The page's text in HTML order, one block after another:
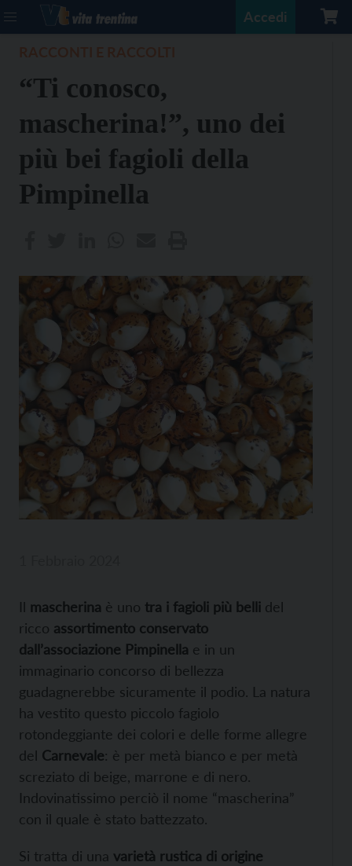
Accedi
“Ti conosco,
mascherina!”, uno dei
più bei fagioli della
Pimpinella
Il mascherina è uno tra i fagioli più belli del
ricco assortimento conservato
dall’associazione Pimpinella e in un
immaginario concorso di bellezza
guadagnerebbe sicuramente il podio. La natura
ha vestito questo piccolo fagiolo
rotondeggiante dei colori e delle forme allegre
del Carnevale: è per metà bianco e per metà
screziato di beige, marrone e di nero.
Indovinatissimo perciò il nome “mascherina”
con il quale è stato battezzato.
Si tratta di una varietà rustica di origine